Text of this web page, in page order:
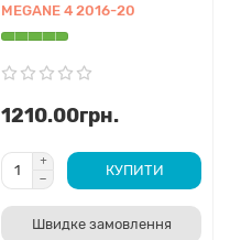
MEGANE 4 2016-20
1210.00грн.
КУПИТИ
Швидке замовлення